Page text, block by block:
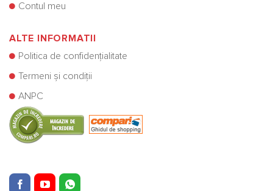
Contul meu
ALTE INFORMATII
Politica de confidențialitate
Termeni și condiții
ANPC